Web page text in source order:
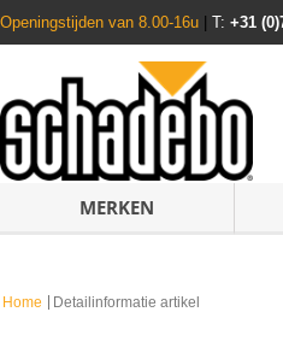
Openingstijden van 8.00-16u T: +31
MERKEN
Home Detailinformatie artikel